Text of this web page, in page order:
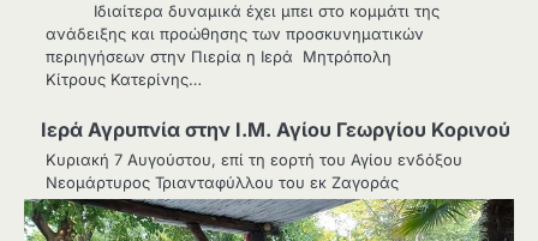
Ιδιαίτερα δυναμικά έχει μπει στο κομμάτι της
ανάδειξης και προώθησης των προσκυνηματικών
περιηγήσεων στην Πιερία η Ιερά Μητρόπολη
Κίτρους Κατερίνης…
Ιερά Αγρυπνία στην Ι.Μ. Αγίου Γεωργίου Κορινού
Κυριακή 7 Αυγούστου, επί τη εορτή του Αγίου ενδόξου
Νεομάρτυρος Τριανταφύλλου του εκ Ζαγοράς